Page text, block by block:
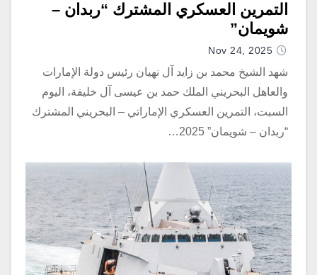
التمرين العسكري المشترك “ربدان –
شويمان”
Nov 24, 2025
شهد الشيخ محمد بن زايد آل نهيان رئيس دولة الإمارات
والعاهل البحريني الملك حمد بن عيسى آل خليفة، اليوم
السبت، التمرين العسكري الإماراتي – البحريني المشترك
“ربدان – شويمان” 2025…